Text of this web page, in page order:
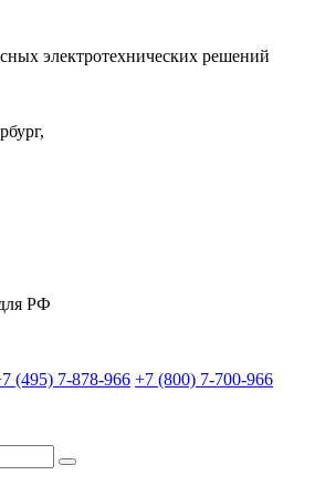
электротехнических решений
РФ
(495) 7-878-966 +7 (800) 7-700-966